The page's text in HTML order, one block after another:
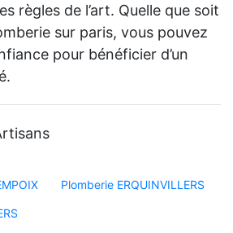
règles de l’art. Quelle que soit
sur paris, vous pouvez
pour bénéficier d’un
Plomberie ERQUINVILLERS